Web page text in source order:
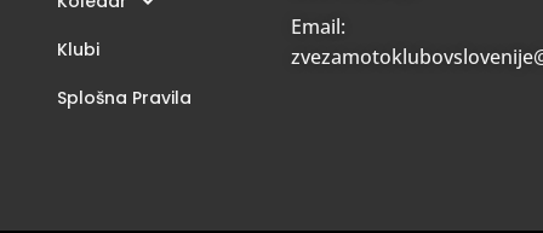
Klubi
Splošna Pravila
Email: